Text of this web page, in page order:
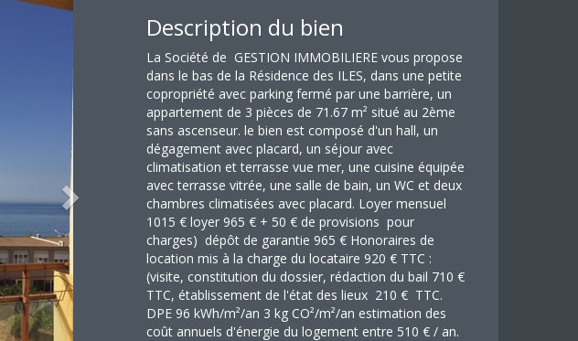
Description du bien
La Société de GESTION IMMOBILIERE vous propose
dans le bas de la Résidence des ILES, dans une petite
copropriété avec parking fermé par une barrière, un
appartement de 3 pièces de 71.67 m² situé au 2ème
sans ascenseur. le bien est composé d'un hall, un
dégagement avec placard, un séjour avec
climatisation et terrasse vue mer, une cuisine équipée
avec terrasse vitrée, une salle de bain, un WC et deux
chambres climatisées avec placard. Loyer mensuel
1015 € loyer 965 € + 50 € de provisions pour
charges) dépôt de garantie 965 € Honoraires de
location mis à la charge du locataire 920 € TTC :
(visite, constitution du dossier, rédaction du bail 710 €
TTC, établissement de l'état des lieux 210 € TTC.
DPE 96 kWh/m²/an 3 kg CO²/m²/an estimation des
coût annuels d'énergie du logement entre 510 € / an.